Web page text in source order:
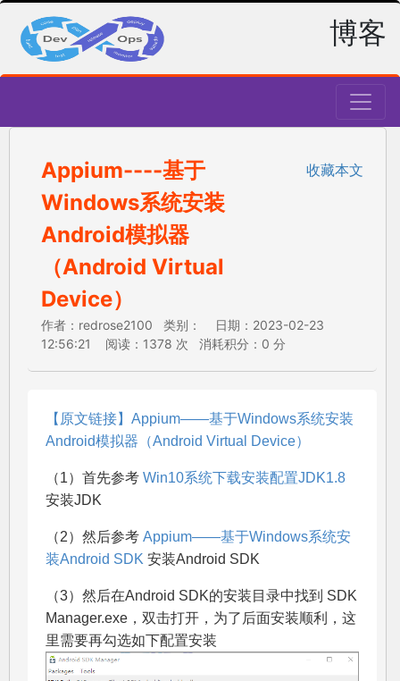
博客
Appium----基于
Windows系统安装
Android模拟器
（Android Virtual
Device）
收藏本文
作者：redrose2100 类别： 日期：2023-02-23
12:56:21 阅读：1378 次 消耗积分：0 分
【原文链接】Appium——基于Windows系统安装
Android模拟器（Android Virtual Device）
（1）首先参考 Win10系统下载安装配置JDK1.8
安装JDK
（2）然后参考 Appium——基于Windows系统安
装Android SDK 安装Android SDK
（3）然后在Android SDK的安装目录中找到 SDK
Manager.exe，双击打开，为了后面安装顺利，这
里需要再勾选如下配置安装